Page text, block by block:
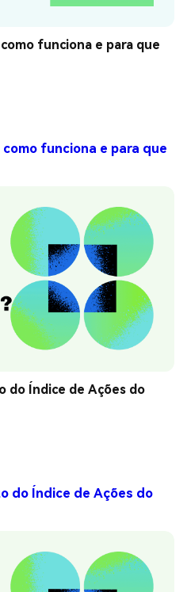
funciona e para que
funciona e para que
do Índice de Ações do
do Índice de Ações do